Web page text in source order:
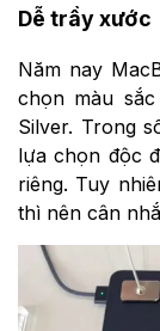
Dễ trầy xước
Năm nay
chọn màu
Silver. Trong
lựa chọn độc
riêng. Tuy
thì nên cân